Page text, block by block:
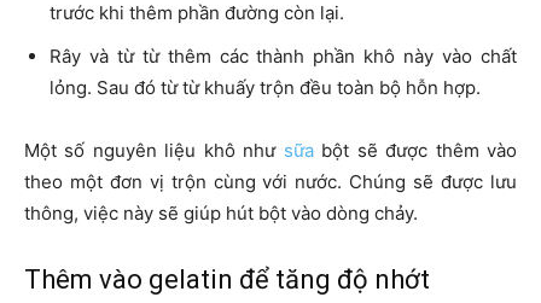
trước khi thêm phần đường còn lại.
Rây và từ từ thêm các thành phần khô này vào chất
lỏng. Sau đó từ từ khuấy trộn đều toàn bộ hỗn hợp.
Một số nguyên liệu khô như sữabột sẽ được thêm vào
theo một đơn vị trộn cùng với nước. Chúng sẽ được lưu
thông, việc này sẽ giúp hút bột vào dòng chảy.
Thêm vào gelatin để tăng độ nhớt